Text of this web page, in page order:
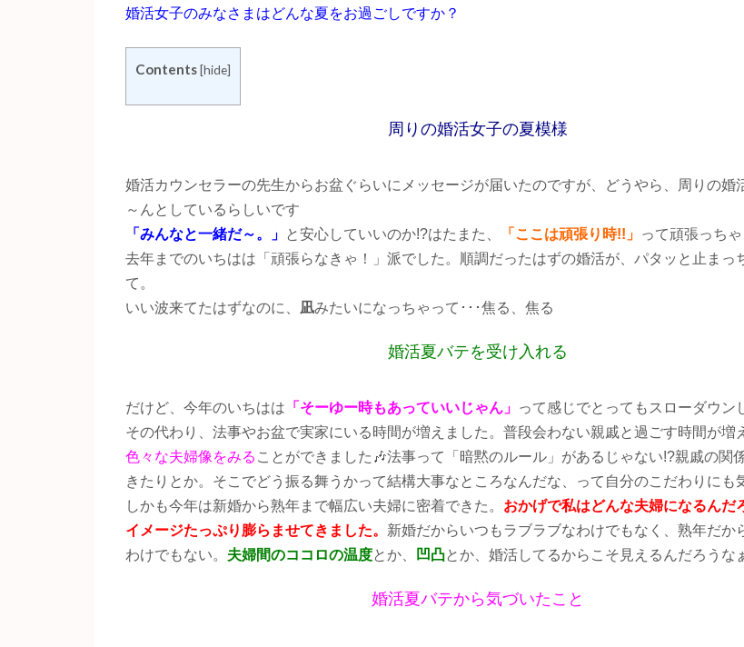
婚活女子のみなさまはどんな夏をお過ごしですか？
Contents[hide]
周りの婚活女子の夏模様
婚活カウンセラーの先生からお盆ぐらいにメッセージが届いたのですが、どうやら、周りの婚
～んとしているらしいです
「みんなと一緒だ～。」 と安心していいのか!?はたまた、 「ここは頑張り時!!」 って頑張っちゃ
去年までのいちはは「頑張らなきゃ！」派でした。順調だったはずの婚活が、パタッと止まっ
て。
いい波来てたはずなのに、 凪みたいになっちゃって･･･焦る、焦る
婚活夏バテを受け入れる
だけど、今年のいちはは 「そーゆー時もあっていいじゃん」 って感じでとってもスローダウン
その代わり、法事やお盆で実家にいる時間が増えました。普段会わない親戚と過ごす時間が増
色々な夫婦像をみる ことができました🎶法事って「暗黙のルール」があるじゃない!?親戚の関
きたりとか。そこでどう振る舞うかって結構大事なところなんだな、って自分のこだわりにも
しかも今年は新婚から熟年まで幅広い夫婦に密着できた。 おかげで私はどんな夫婦になるんだ
イメージたっぷり膨らませてきました。 新婚だからいつもラブラブなわけでもなく、熟年だか
わけでもない。 夫婦間のココロの温度とか、 凹凸とか、婚活してるからこそ見えるんだろうな
婚活夏バテから気づいたこと